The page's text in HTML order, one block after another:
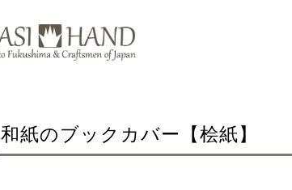
和紙のブックカバー【桧紙】